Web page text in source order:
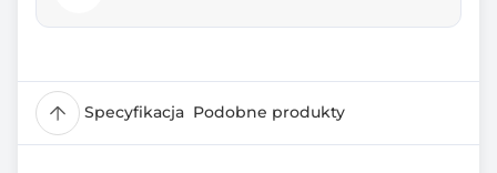
Specyfikacja Podobne produkty